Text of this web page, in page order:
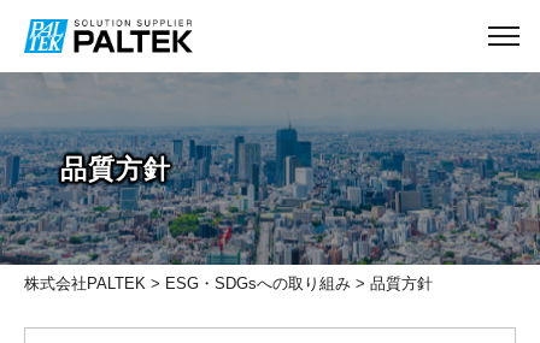
株式会社PALTEK > ESG・SDGsへの取り組み > 品質方針
品質方針